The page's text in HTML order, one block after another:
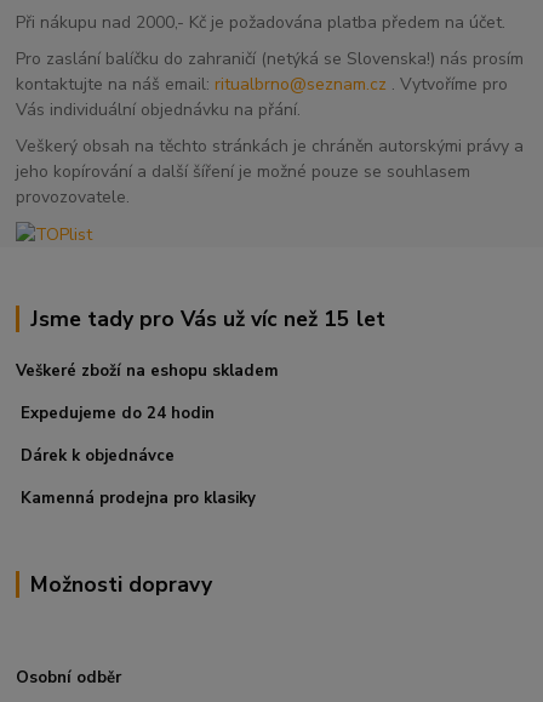
Při nákupu nad 2000,- Kč je požadována platba předem na účet.
Pro zaslání balíčku do zahraničí (netýká se Slovenska!) nás prosím
kontaktujte na náš email: ritualbrno@seznam.cz . Vytvoříme pro
Vás individuální objednávku na přání.
Veškerý obsah na těchto stránkách je chráněn autorskými právy a
jeho kopírování a další šíření je možné pouze se souhlasem
provozovatele.
Jsme tady pro Vás už víc než 15 let
Veškeré zboží na eshopu skladem
Expedujeme do 24 hodin
Dárek k objednávce
Kamenná prodejna pro klasiky
Možnosti dopravy
Osobní odběr